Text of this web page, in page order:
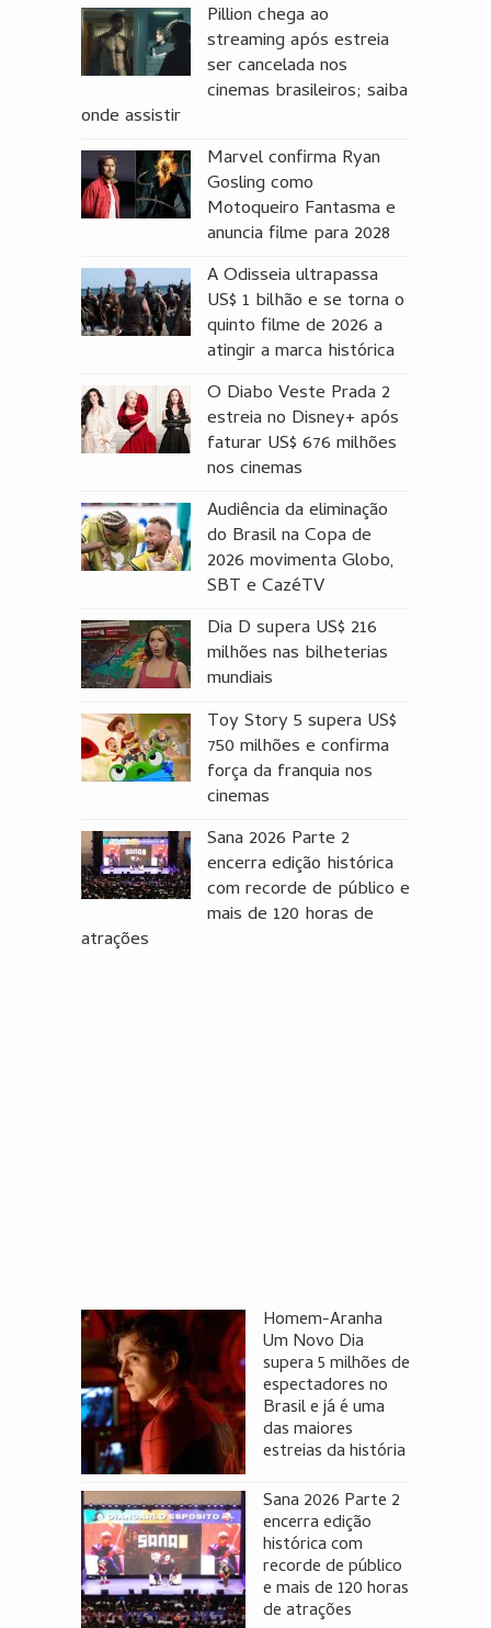
Pillion chega ao
streaming após estreia
ser cancelada nos
cinemas brasileiros; saiba
onde assistir
Marvel confirma Ryan
Gosling como
Motoqueiro Fantasma e
anuncia filme para 2028
A Odisseia ultrapassa
US$ 1 bilhão e se torna o
quinto filme de 2026 a
atingir a marca histórica
O Diabo Veste Prada 2
estreia no Disney+ após
faturar US$ 676 milhões
nos cinemas
Audiência da eliminação
do Brasil na Copa de
2026 movimenta Globo,
SBT e CazéTV
Dia D supera US$ 216
milhões nas bilheterias
mundiais
Toy Story 5 supera US$
750 milhões e confirma
força da franquia nos
cinemas
Sana 2026 Parte 2
encerra edição histórica
com recorde de público e
mais de 120 horas de
atrações
Homem-Aranha
Um Novo Dia
supera 5 milhões de
espectadores no
Brasil e já é uma
das maiores
estreias da história
Sana 2026 Parte 2
encerra edição
histórica com
recorde de público
e mais de 120 horas
de atrações